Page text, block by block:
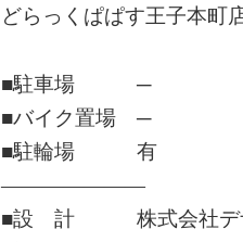
どらっくぱぱす王子本町
■駐車場 ─
■バイク置場 ─
■駐輪場 有
―――――――
■設 計 株式会社デザ